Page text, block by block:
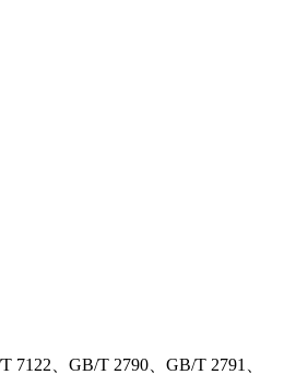
、GB/T 2790、GB/T 2791、